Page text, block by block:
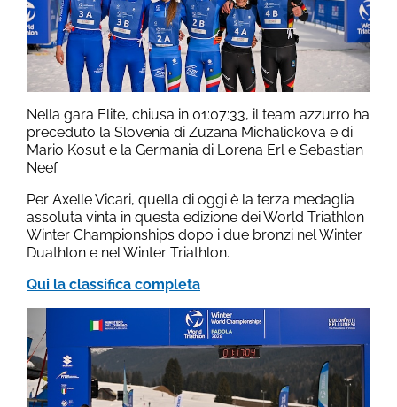
Nella gara Elite, chiusa in 01:07:33, il team azzurro ha
preceduto la Slovenia di Zuzana Michalickova e di
Mario Kosut e la Germania di Lorena Erl e Sebastian
Neef.
Per Axelle Vicari, quella di oggi è la terza medaglia
assoluta vinta in questa edizione dei World Triathlon
Winter Championships dopo i due bronzi nel Winter
Duathlon e nel Winter Triathlon.
Qui la classifica completa